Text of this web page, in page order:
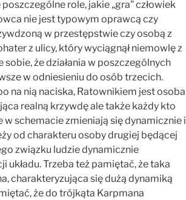
role, jakie „gra” człowiek
nie jest typowym oprawcą czy
w przestępstwie czy osobą z
z ulicy, który wyciągnął niemowlę z
że działania w poszczególnych
w odniesieniu do osób trzecich.
na nią naciska, Ratownikiem jest osoba
realną krzywdę ale także każdy kto
schemacie zmieniają się dynamicznie i
od charakteru osoby drugiej będącej
związku ludzie dynamicznie
Trzeba też pamiętać, że taka
charakteryzująca się dużą dynamiką
że do trójkąta Karpmana